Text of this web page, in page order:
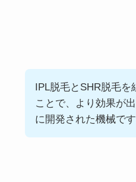
IPL脱毛とSHR脱毛を
ことで、より効果が
に開発された機械です